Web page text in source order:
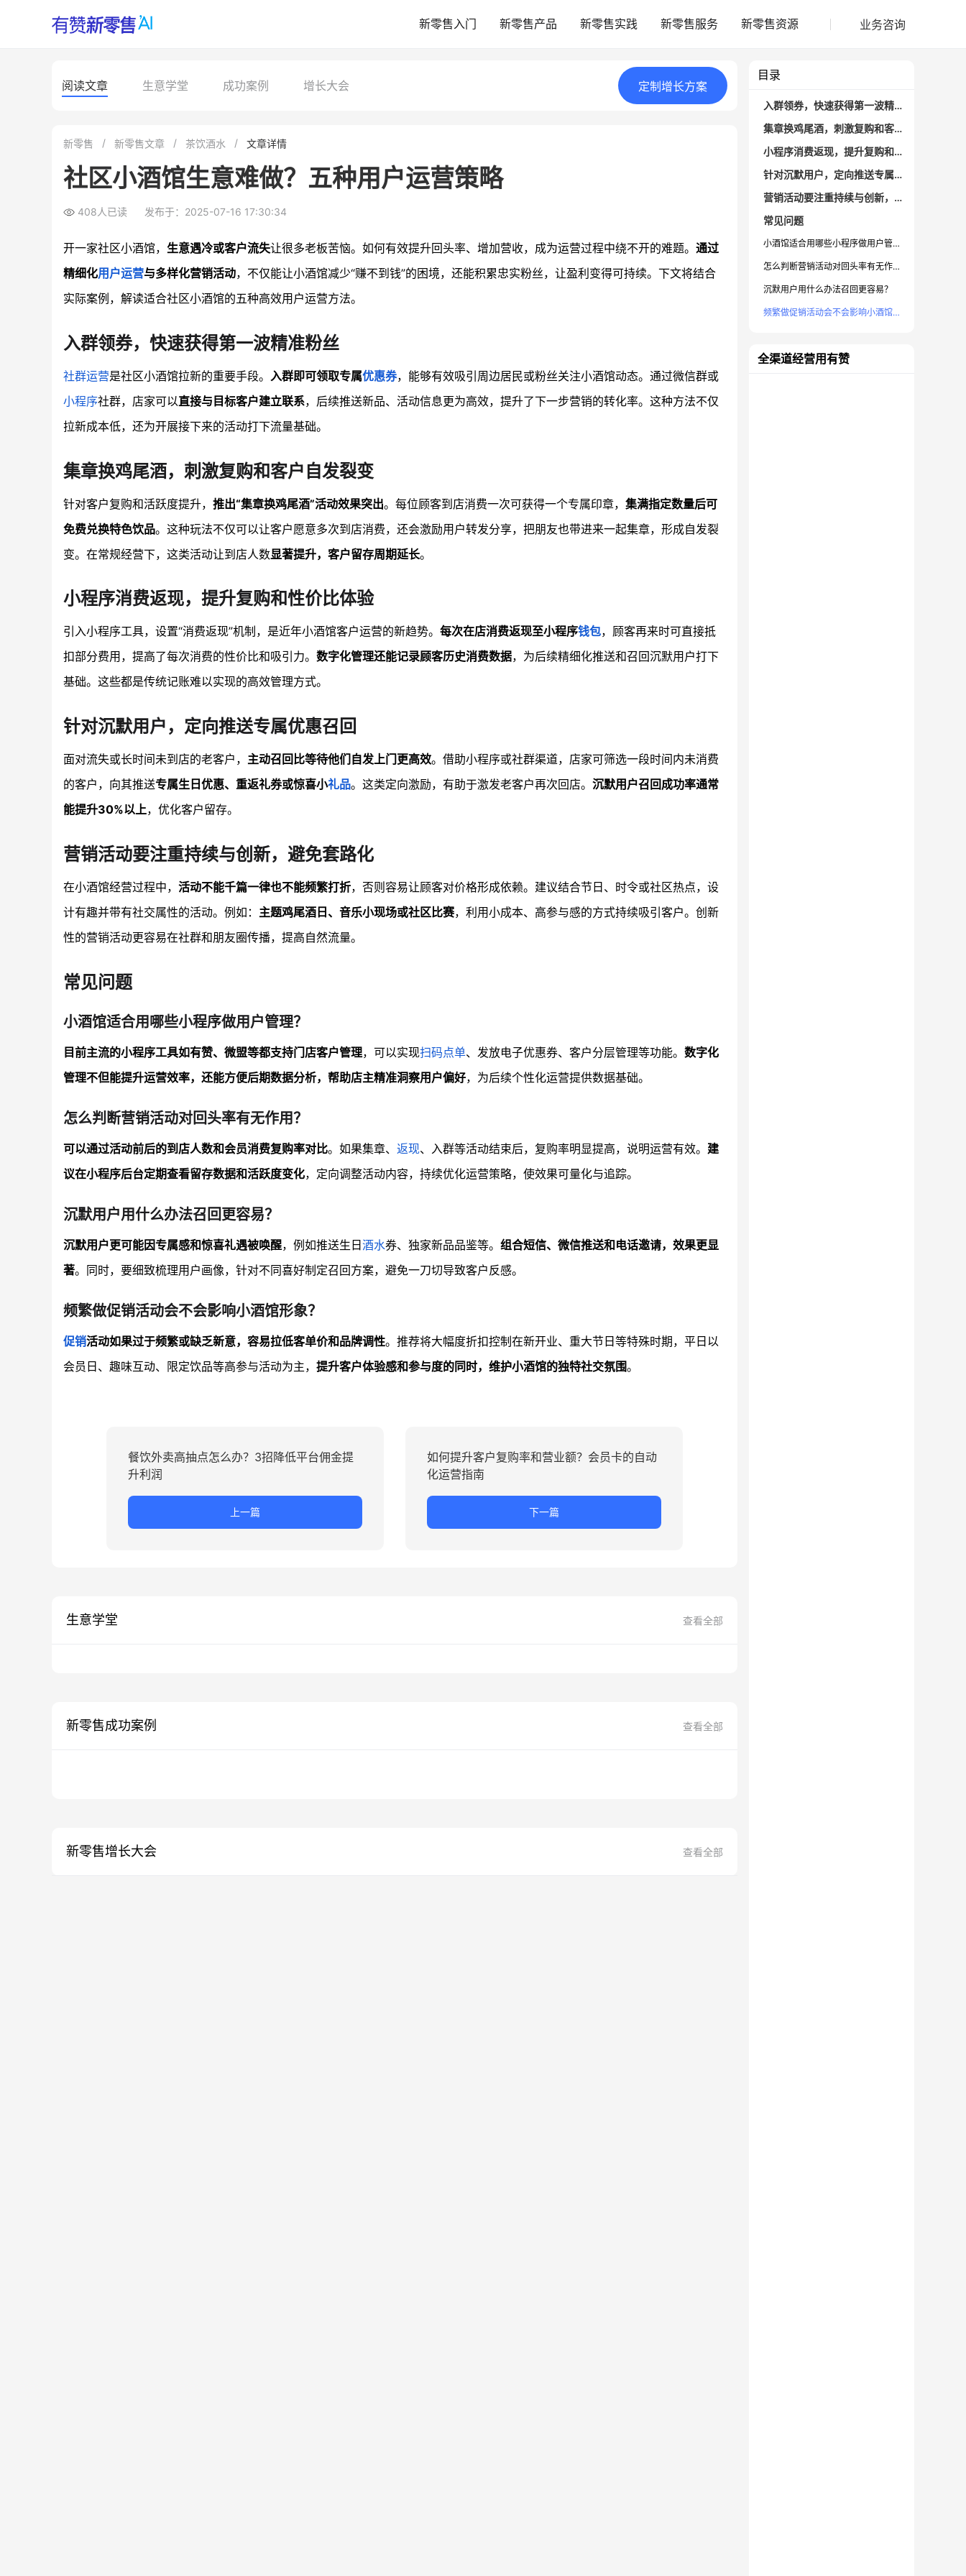
新零售入门 新零售产品 新零售实践 新零售服务 新零售资源 业务咨询
阅读文章 生意学堂 成功案例 增长大会 定制 增长方案
新零售 新零售文章 茶饮酒水 文章详情
社区小酒馆生意难做？五种用户运营策略
408人已读 发布于：2025-07-16 17:30:34
开一家社区小酒馆， 生意遇冷或客户流失让很多老板苦恼。如何有效提升回头率、增加营收，成为运营过程中绕不开的难题。 通过
精细化用户运营与多样化营销活动，不仅能让小酒馆减少“赚不到钱”的困境，还能积累忠实粉丝，让盈利变得可持续。下文将结合
实际案例，解读适合社区小酒馆的五种高效用户运营方法。
入群领券，快速获得第一波精准粉丝
社群运营是社区小酒馆拉新的重要手段。 入群即可领取专属优惠券，能够有效吸引周边居民或粉丝关注小酒馆动态。通过微信群或
小程序社群，店家可以直接与目标客户建立联系，后续推送新品、活动信息更为高效，提升了下一步营销的转化率。这种方法不仅
拉新成本低，还为开展接下来的活动打下流量基础。
集章换鸡尾酒，刺激复购和客户自发裂变
针对客户复购和活跃度提升， 推出“集章换鸡尾酒”活动效果突出。每位顾客到店消费一次可获得一个专属印章， 集满指定数量后可
免费兑换特色饮品。这种玩法不仅可以让客户愿意多次到店消费，还会激励用户转发分享，把朋友也带进来一起集章，形成自发裂
变。在常规经营下，这类活动让到店人数显著提升，客户留存周期延长。
小程序消费返现，提升复购和性价比体验
引入小程序工具，设置“消费返现”机制，是近年小酒馆客户运营的新趋势。 每次在店消费返现至小程序钱包，顾客再来时可直接抵
扣部分费用，提高了每次消费的性价比和吸引力。 数字化管理还能记录顾客历史消费数据，为后续精细化推送和召回沉默用户打下
基础。这些都是传统记账难以实现的高效管理方式。
针对沉默用户，定向推送专属优惠召回
面对流失或长时间未到店的老客户， 主动召回比等待他们自发上门更高效。借助小程序或社群渠道，店家可筛选一段时间内未消费
的客户，向其推送专属生日优惠、重返礼券或惊喜小礼品。这类定向激励，有助于激发老客户再次回店。 沉默用户召回成功率通常
能提升30%以上，优化客户留存。
营销活动要注重持续与创新，避免套路化
在小酒馆经营过程中， 活动不能千篇一律也不能频繁打折，否则容易让顾客对价格形成依赖。建议结合节日、时令或社区热点，设
计有趣并带有社交属性的活动。例如： 主题鸡尾酒日、音乐小现场或社区比赛，利用小成本、高参与感的方式持续吸引客户。创新
性的营销活动更容易在社群和朋友圈传播，提高自然流量。
常见问题
小酒馆适合用哪些小程序做用户管理？
目前主流的小程序工具如有赞、微盟等都支持门店客户管理，可以实现扫码点单、发放电子优惠券、客户分层管理等功能。 数字化
管理不但能提升运营效率，还能方便后期数据分析，帮助店主精准洞察用户偏好，为后续个性化运营提供数据基础。
怎么判断营销活动对回头率有无作用？
可以通过活动前后的到店人数和会员消费复购率对比。如果集章、 返现、入群等活动结束后，复购率明显提高，说明运营有效。 建
议在小程序后台定期查看留存数据和活跃度变化，定向调整活动内容，持续优化运营策略，使效果可量化与追踪。
沉默用户用什么办法召回更容易？
沉默用户更可能因专属感和惊喜礼遇被唤醒，例如推送生日酒水券、独家新品品鉴等。 组合短信、微信推送和电话邀请，效果更显
著。同时，要细致梳理用户画像，针对不同喜好制定召回方案，避免一刀切导致客户反感。
频繁做促销活动会不会影响小酒馆形象？
促销活动如果过于频繁或缺乏新意，容易拉低客单价和品牌调性。推荐将大幅度折扣控制在新开业、重大节日等特殊时期，平日以
会员日、趣味互动、限定饮品等高参与活动为主， 提升客户体验感和参与度的同时，维护小酒馆的独特社交氛围。
餐饮外卖高抽点怎么办？3招降低平台佣金提
升利润
上一篇
如何提升客户复购率和营业额？会员卡的自动
化运营指南
下一篇
生意学堂 查看全部
新零售成功案例 查看全部
新零售增长大会 查看全部
目录
入群领券，快速获得第一波精准粉丝
集章换鸡尾酒，刺激复购和客户自发裂变
小程序消费返现，提升复购和性价比体验
针对沉默用户，定向推送专属优惠召回
营销活动要注重持续与创新，避免套路化
常见问题
小酒馆适合用哪些小程序做用户管理？
怎么判断营销活动对回头率有无作用？
沉默用户用什么办法召回更容易？
频繁做促销活动会不会影响小酒馆形象？
全渠道经营用有赞